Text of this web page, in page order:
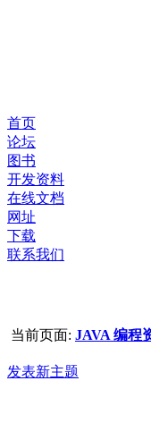
首页
论坛
图书
开发资料
在线文档
网址
下载
联系我们
当前页面: JAVA 编程
发表新主题